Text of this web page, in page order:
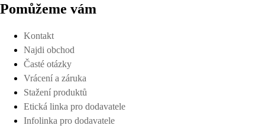
Pomůžeme vám
Kontakt
Najdi obchod
Časté otázky
Vrácení a záruka
Stažení produktů
Etická linka pro dodavatele
Infolinka pro dodavatele